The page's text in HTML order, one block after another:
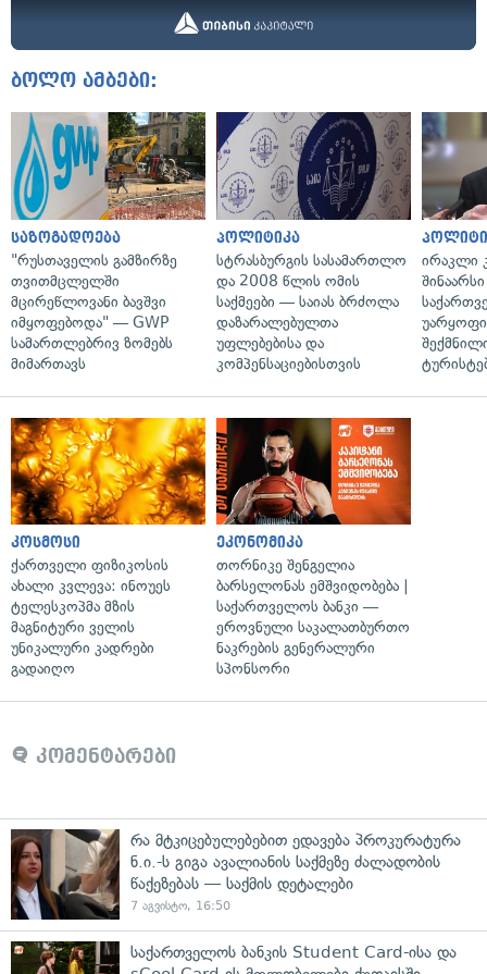
ბოლო ამბები:
საზოგადოება
"რუსთაველის გამზირზე
თვითმცლელში
მცირეწლოვანი ბავშვი
იმყოფებოდა" — GWP
სამართლებრივ ზომებს
მიმართავს
პოლიტიკა
სტრასბურგის სასამართლო
და 2008 წლის ომის
საქმეები — საიას ბრძოლა
დაზარალებულთა
უფლებებისა და
კომპენსაციებისთვის
ირაკლი
კოსმოსი
ქართველი ფიზიკოსის
ახალი კვლევა: ინოუეს
ტელესკოპმა მზის
მაგნიტური ველის
უნიკალური კადრები
გადაიღო
ეკონომიკა
თორნიკე შენგელია
ბარსელონას ემშვიდობება |
საქართველოს ბანკი —
ეროვნული საკალათბურთო
ნაკრების გენერალური
სპონსორი
კომენტარები
რა მტკიცებულებებით ედავება პროკურატურა
ნ.ი.-ს გიგა ავალიანის საქმეზე ძალადობის
წაქეზებას — საქმის დეტალები
7 აგვისტო, 16:50
საქართველოს ბანკის Student Card-ისა და